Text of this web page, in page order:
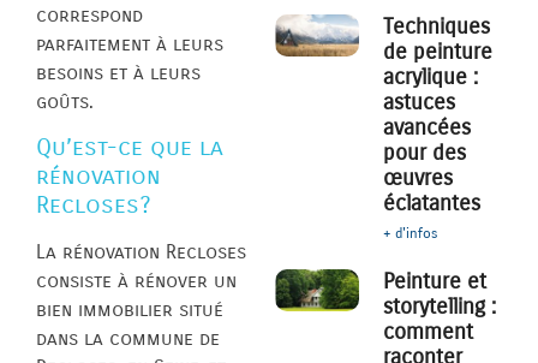
correspond
parfaitement à leurs
besoins et à leurs
goûts.
Qu’est-ce que la
rénovation
Recloses?
La rénovation Recloses
consiste à rénover un
bien immobilier situé
dans la commune de
Techniques
de peinture
acrylique :
astuces
avancées
pour des
œuvres
éclatantes
+ d'infos
Peinture et
storytelling :
comment
raconter